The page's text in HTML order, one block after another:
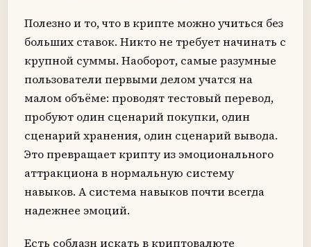
Полезно и то, что в крипте можно учиться без
больших ставок. Никто не требует начинать с
крупной суммы. Наоборот, самые разумные
пользователи первыми делом учатся на
малом объёме: проводят тестовый перевод,
пробуют один сценарий покупки, один
сценарий хранения, один сценарий вывода.
Это превращает крипту из эмоционального
аттракциона в нормальную систему
навыков. А система навыков почти всегда
надежнее эмоций.
Есть соблазн искать в криптовалюте